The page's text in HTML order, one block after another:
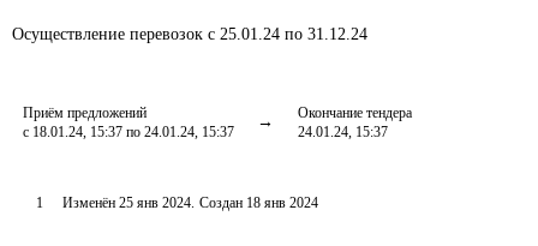
Осуществление перевозок с 25.01.24 по 31.12.24
Приём предложений
с 18.01.24, 15:37 по 24.01.24, 15:37
Окончание тендера
24.01.24, 15:37
1 Изменён 25 янв 2024. Создан 18 янв 2024